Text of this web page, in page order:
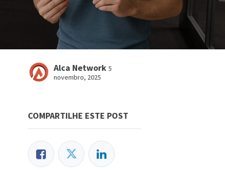
Alca Network 5
novembro, 2025
COMPARTILHE ESTE POST